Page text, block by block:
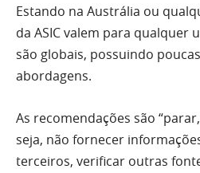
Estando na Austrália ou
da ASIC valem para qualquer
são globais, possuindo
abordagens.
As recomendações são
seja, não fornecer
terceiros, verificar outras